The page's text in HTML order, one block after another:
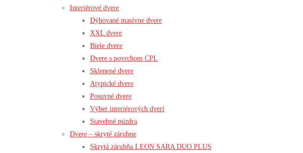
Interiérové dvere
Dýhované masívne dvere
XXL dvere
Biele dvere
Dvere s povrchom CPL
Sklenené dvere
Atypické dvere
Posuvné dvere
Výber interiérových dverí
Stavebné púzdra
Dvere – skryté zárubne
Skrytá zárubňa LEON SARA DUO PLUS